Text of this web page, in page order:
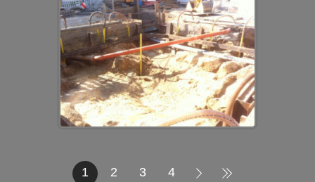
1 2 3 4